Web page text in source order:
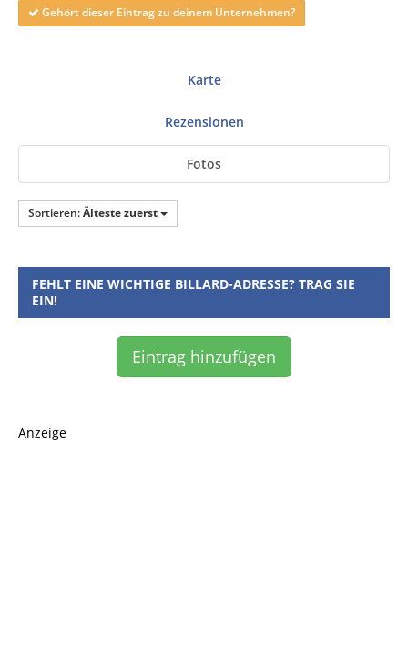
Gehört dieser Eintrag zu deinem Unternehmen?
Karte
Rezensionen
Fotos
Sortieren:Älteste zuerst
FEHLT EINE WICHTIGE BILLARD-ADRESSE? TRAG SIE
EIN!
Eintrag hinzufügen
Anzeige